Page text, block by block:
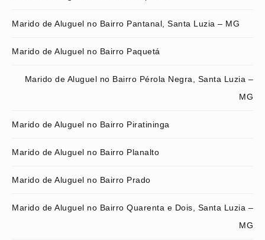
Marido de Aluguel no Bairro Pantanal, Santa Luzia – MG
Marido de Aluguel no Bairro Paquetá
Marido de Aluguel no Bairro Pérola Negra, Santa Luzia –
MG
Marido de Aluguel no Bairro Piratininga
Marido de Aluguel no Bairro Planalto
Marido de Aluguel no Bairro Prado
Marido de Aluguel no Bairro Quarenta e Dois, Santa Luzia –
MG